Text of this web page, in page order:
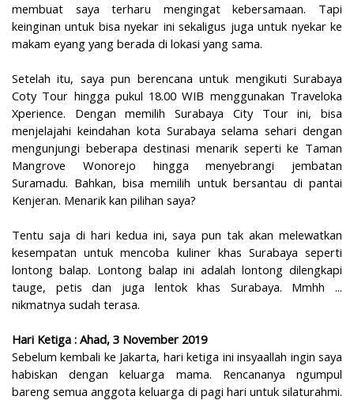
membuat saya terharu mengingat kebersamaan. Tapi
keinginan untuk bisa nyekar ini sekaligus juga untuk nyekar ke
makam eyang yang berada di lokasi yang sama.
Setelah itu, saya pun berencana untuk mengikuti Surabaya
Coty Tour hingga pukul 18.00 WIB menggunakan Traveloka
Xperience. Dengan memilih Surabaya City Tour ini, bisa
menjelajahi keindahan kota Surabaya selama sehari dengan
mengunjungi beberapa destinasi menarik seperti ke Taman
Mangrove Wonorejo hingga menyebrangi jembatan
Suramadu. Bahkan, bisa memilih untuk bersantau di pantai
Kenjeran. Menarik kan pilihan saya?
Tentu saja di hari kedua ini, saya pun tak akan melewatkan
kesempatan untuk mencoba kuliner khas Surabaya seperti
lontong balap. Lontong balap ini adalah lontong dilengkapi
tauge, petis dan juga lentok khas Surabaya. Mmhh ...
nikmatnya sudah terasa.
Hari Ketiga : Ahad, 3 November 2019
Sebelum kembali ke Jakarta, hari ketiga ini insyaallah ingin saya
habiskan dengan keluarga mama. Rencananya ngumpul
bareng semua anggota keluarga di pagi hari untuk silaturahmi.